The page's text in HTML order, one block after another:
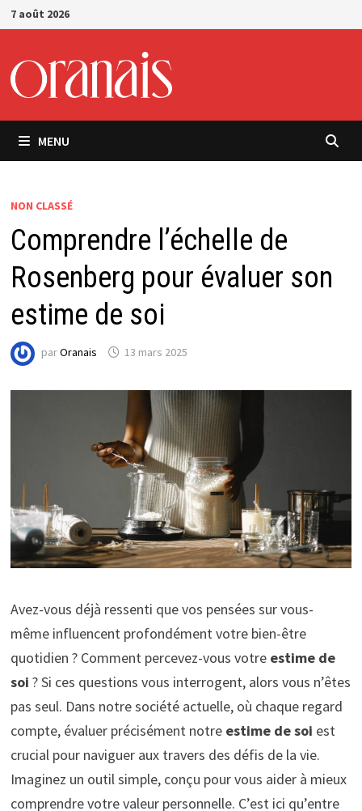
Passer
au
7 août 2026
MENU
NON CLASSÉ
Comprendre l’échelle de
Rosenberg pour évaluer son
estime de soi
parOranais 13 mars 2025
Avez-vous déjà ressenti que vos pensées sur vous-
même influencent profondément votre bien-être
quotidien ? Comment percevez-vous votre estime de
soi ? Si ces questions vous interrogent, alors vous n’êtes
pas seul. Dans notre société actuelle, où chaque regard
compte, évaluer précisément notre estime de soi est
crucial pour naviguer aux travers des défis de la vie.
Imaginez un outil simple, conçu pour vous aider à mieux
comprendre votre valeur personnelle. C’est ici qu’entre